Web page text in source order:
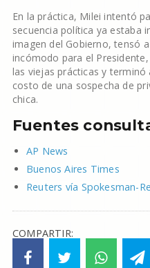
En la práctica, Milei intentó
secuencia política ya estaba
imagen del Gobierno, tensó
incómodo para el
las viejas prácticas y
costo de una sospecha de
chica.
Fuentes
AP News
Buenos Aires Times
Reuters vía Spokesman-
COMPARTIR: